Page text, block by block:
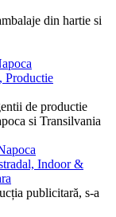
din hartie si
Productie
de productie
si Transilvania
Indoor &
publicitară, s-a